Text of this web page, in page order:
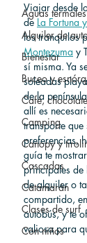
Aguas termales
Alquiler de
Bienestar
Buceo y
Café,
Camping
Canopy y
Cascadas
Catamarán
Clases de surf
Con niños
Viajar desde
de La Fortuna
los tranquilos
Montezuma y
sí misma. Ya
soleadas
de la
allí es
transporte que
preferencias,
guía te
principales de
de alquiler o
compartido,
autobús, y te
valiosa para